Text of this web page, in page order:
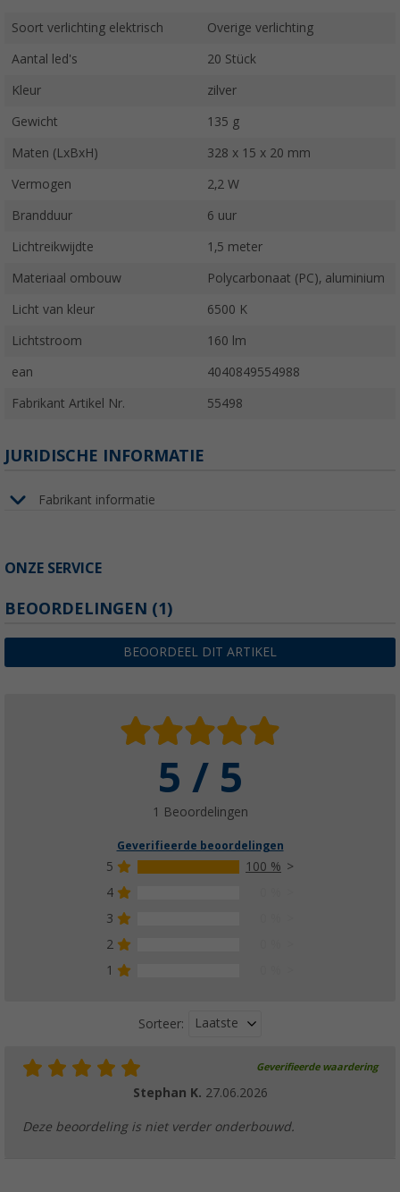
Soort verlichting elektrisch Overige verlichting
Aantal led's 20 Stück
Kleur zilver
Gewicht 135 g
Maten (LxBxH) 328 x 15 x 20 mm
Vermogen 2,2 W
Brandduur 6 uur
Lichtreikwijdte 1,5 meter
Materiaal ombouw Polycarbonaat (PC), aluminium
Licht van kleur 6500 K
Lichtstroom 160 lm
ean 4040849554988
Fabrikant Artikel Nr. 55498
JURIDISCHE INFORMATIE
Fabrikant informatie
ONZE SERVICE
BEOORDELINGEN (1)
BEOORDEEL DIT ARTIKEL
5 / 5
1 Beoordelingen
Geverifieerde beoordelingen
5
100 %
4
3
2
1
Sorteer: Laatste
Geverifieerde waardering
Stephan K. 27.06.2026
Deze beoordeling is niet verder onderbouwd.